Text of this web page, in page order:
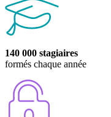
140 000 stagiaires
formés chaque année